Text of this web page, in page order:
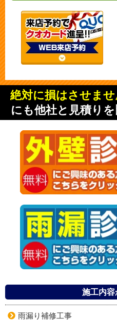
絶対に損はさせませ
にも他社と見積り
施工内容
雨漏り補修工事